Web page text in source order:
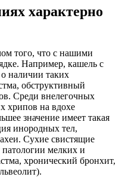
характерно
того, что с нашими
Например, кашель с
наличии таких
обструктивный
Среди внелегочных
хрипов на вдохе
значение имеет такая
инородных тел,
Сухие свистящие
мелких и
хронический бронхит,